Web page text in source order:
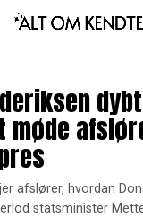
møde
afslører, hvordan
statsminister